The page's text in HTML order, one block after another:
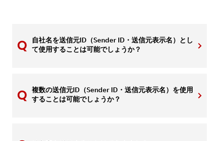
自社名を送信元ID（Sender ID・送信元表示名）とし
て使用することは可能でしょうか？
複数の送信元ID（Sender ID・送信元表示名）を使用
することは可能でしょうか？